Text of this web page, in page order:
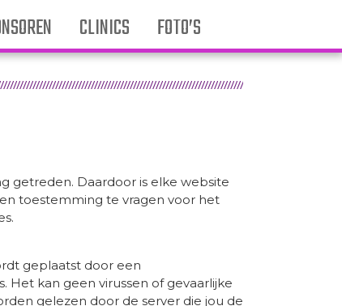
CLINICS FOTO’S
getreden. Daardoor is elke website
toestemming te vragen voor het
geplaatst door een
Het kan geen virussen of gevaarlijke
gelezen door de server die jou de